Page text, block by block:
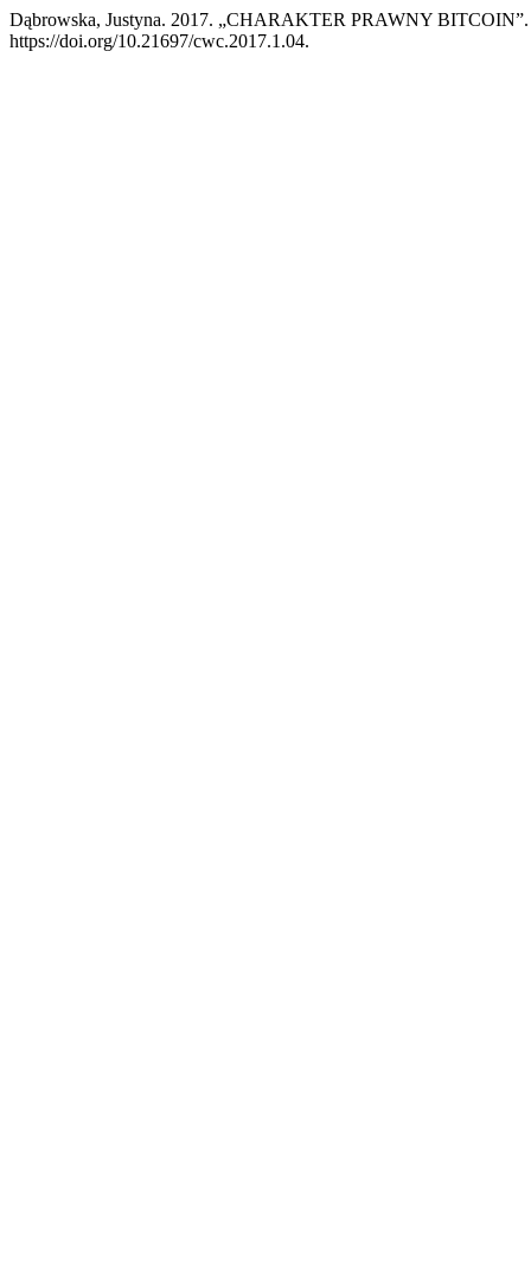
Dąbrowska, Justyna. 2017. „CHARAKTER PRAWNY
https://doi.org/10.21697/cwc.2017.1.04.